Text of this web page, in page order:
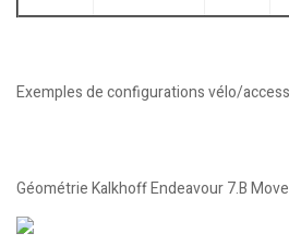
Exemples de configurations vélo/
Géométrie Kalkhoff Endeavour 7.B